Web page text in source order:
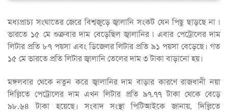
মধ্যপ্রাচ্য সংঘাতের জেরে বিশ্বজুড়ে জ্বালানি সংকট যেন পিছু ছাড়ছে না ৷
ভারতে ১৫ মে শুক্রবার দাম বেড়েছিল জ্বালানির ৷ এবার পেট্রোলের দাম
লিটার প্রতি ৮৭ পয়সা এবং ডিজেলর লিটার প্রতি ৯১ পয়সা বেড়েছে। গত
১৫ মে ভারতে প্রতি লিটার জ্বালানি তেলের দাম ৩ টাকা বাড়ানো হয়।
মঙ্গলবার থেকে নতুন করে জ্বালানির দাম বাড়ার কারণে রাজধানী নয়া
দিল্লিতে পেট্রোলের দাম এখন লিটার প্রতি ৯৭.৭৭ টাকা থেকে বেড়ে
৯৮.৬৪ টাকা হয়েছে। সংবাদ সংস্থা পিটিআইকে জানায়, দিল্লিতে